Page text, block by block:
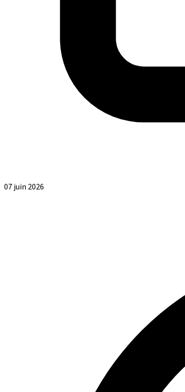
07 juin 2026